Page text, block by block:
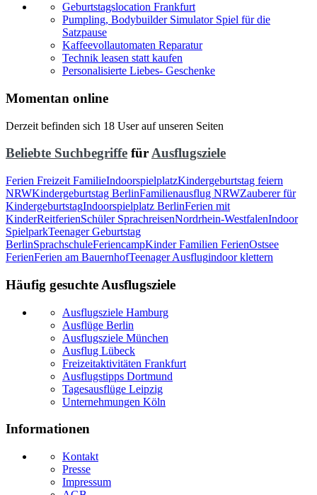
Geburtstagslocation Frankfurt
Pumpling, Bodybuilder Simulator Spiel für die
Satzpause
Kaffeevollautomaten Reparatur
Technik leasen statt kaufen
Personalisierte Liebes- Geschenke
Momentan online
Derzeit befinden sich 18 User auf unseren Seiten
Beliebte Suchbegriffe fürAusflugsziele
Ferien Freizeit FamilieIndoorspielplatzKindergeburtstag feiern
NRWKindergeburtstag BerlinFamilienausflug NRWZauberer für
KindergeburtstagIndoorspielplatz BerlinFerien mit
KinderReitferienSchüler SprachreisenNordrhein-WestfalenIndoor
SpielparkTeenager Geburtstag
BerlinSprachschuleFeriencampKinder Familien FerienOstsee
FerienFerien am BauernhofTeenager Ausflugindoor klettern
Häufig gesuchte Ausflugsziele
Ausflugsziele Hamburg
Ausflüge Berlin
Ausflugsziele München
Ausflug Lübeck
Freizeitaktivitäten Frankfurt
Ausflugstipps Dortmund
Tagesausflüge Leipzig
Unternehmungen Köln
Informationen
Kontakt
Presse
Impressum